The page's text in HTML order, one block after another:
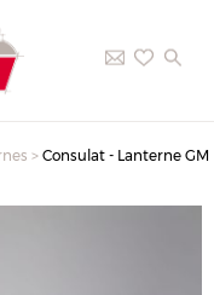
> Consulat - Lanterne GM